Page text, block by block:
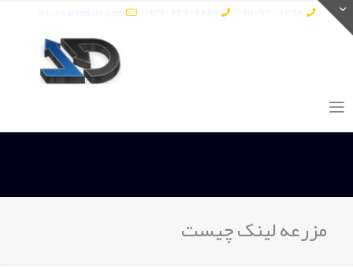
مزرعه لینک چیست